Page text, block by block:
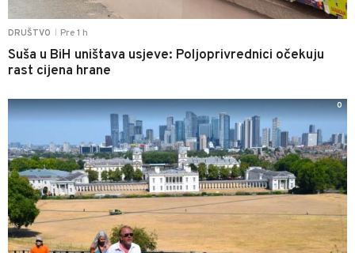
DRUŠTVO Pre 1 h
Suša u BiH uništava usjeve: Poljoprivrednici očekuju
rast cijena hrane
0